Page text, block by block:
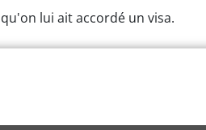
lui ait accordé un visa.